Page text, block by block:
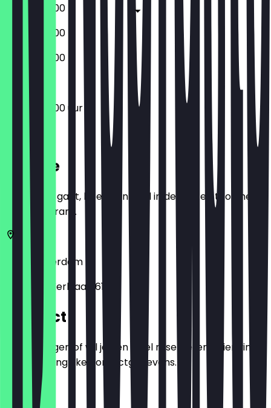
09:00 - 22:00
09:00 - 22:00
09:00 - 22:00
09:00 - 22:00 uur
Locatie
Voordat je gaat, boek een deal in de app en toon het in
het restaurant.
Amsterdam
Plantage Kerklaan 61
Contact
Heb je vragen of wil je een tafel reserveren? Hier vind
je alle belangrijke contactgegevens.
Telefoon